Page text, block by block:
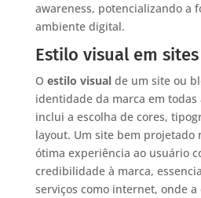
awareness, potencializando a
ambiente digital.
Estilo visual em
O estilo visualde um site ou
identidade da marca em todas
inclui a escolha de cores,
layout. Um site bem projetado
ótima experiência ao usuário
credibilidade à marca,
serviços como internet, onde